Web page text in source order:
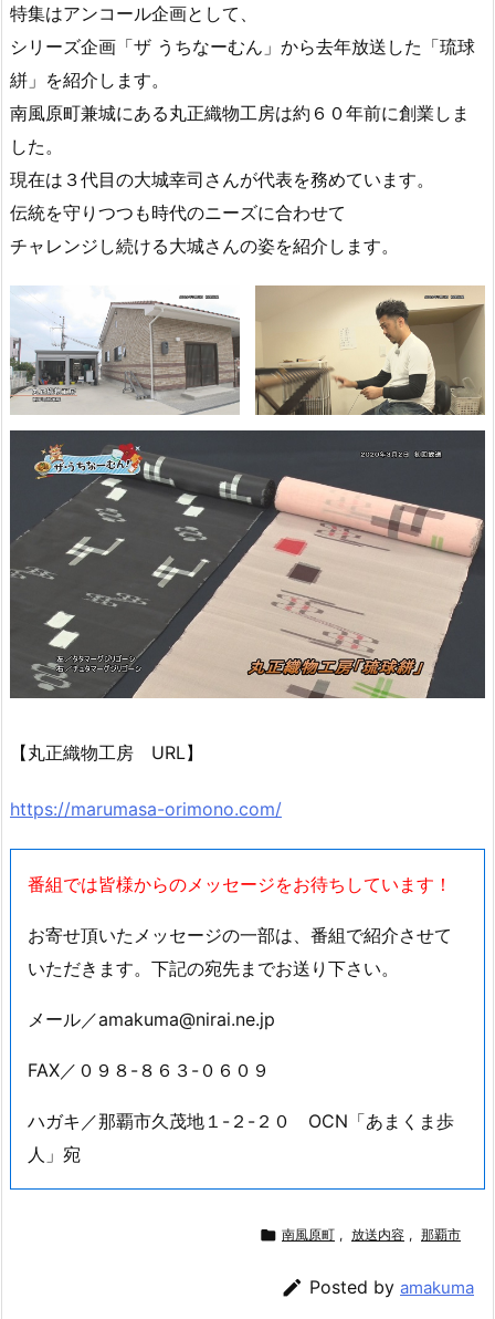
特集はアンコール企画として、
シリーズ企画「ザ うちなーむん」から去年放送した「琉球
絣」を紹介します。
南風原町兼城にある丸正織物工房は約６０年前に創業しま
した。
現在は３代目の大城幸司さんが代表を務めています。
伝統を守りつつも時代のニーズに合わせて
チャレンジし続ける大城さんの姿を紹介します。
【丸正織物工房 URL】
https://marumasa-orimono.com/
番組では皆様からのメッセージをお待ちしています！
お寄せ頂いたメッセージの一部は、番組で紹介させて
いただきます。下記の宛先までお送り下さい。
メール／amakuma@nirai.ne.jp
FAX／０９８-８６３-０６０９
ハガキ／那覇市久茂地１-２-２０ OCN「あまくま歩
人」宛
 南風原町 , 放送内容 , 那覇市
 Posted by amakuma